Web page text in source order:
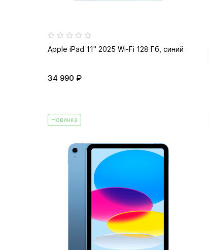
Apple iPad 11" 2025 Wi-Fi 128 Гб, синий
34 990 ₽
Новинка